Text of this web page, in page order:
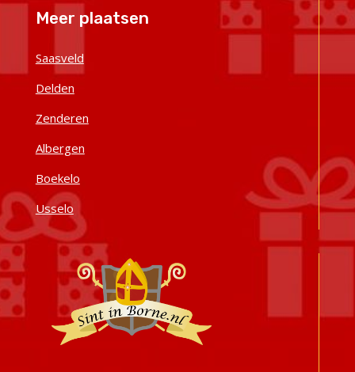
Meer plaatsen
Saasveld
Delden
Zenderen
Albergen
Boekelo
Usselo